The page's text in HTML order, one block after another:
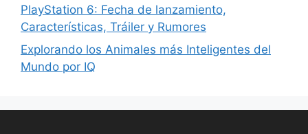
PlayStation 6: Fecha de lanzamiento,
Características, Tráiler y Rumores
Explorando los Animales más Inteligentes del
Mundo por IQ